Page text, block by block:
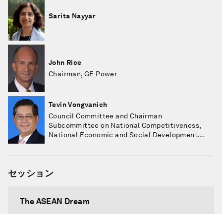
Sarita Nayyar
John Rice
Chairman, GE Power
Tevin Vongvanich
Council Committee and Chairman
Subcommittee on National Competitiveness,
National Economic and Social Development
セッション
The ASEAN Dream